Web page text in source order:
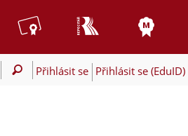
Přihlásit se Přihlásit se (EduID)